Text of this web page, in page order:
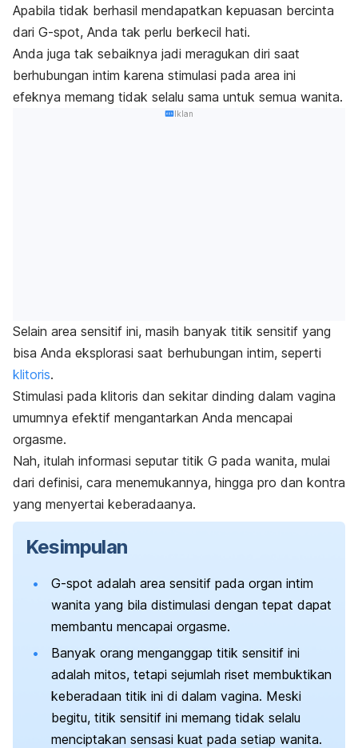
Apabila tidak berhasil mendapatkan kepuasan bercinta
dari G-spot, Anda tak perlu berkecil hati.
Anda juga tak sebaiknya jadi meragukan diri saat
berhubungan intim karena stimulasi pada area ini
efeknya memang tidak selalu sama untuk semua wanita.
Iklan
Selain area sensitif ini, masih banyak titik sensitif yang
bisa Anda eksplorasi saat berhubungan intim, seperti
klitoris.
Stimulasi pada klitoris dan sekitar dinding dalam vagina
umumnya efektif mengantarkan Anda mencapai
orgasme.
Nah, itulah informasi seputar titik G pada wanita, mulai
dari definisi, cara menemukannya, hingga pro dan kontra
yang menyertai keberadaanya.
Kesimpulan
G-spot adalah area sensitif pada organ intim
wanita yang bila distimulasi dengan tepat dapat
membantu mencapai orgasme.
Banyak orang menganggap titik sensitif ini
adalah mitos, tetapi sejumlah riset membuktikan
keberadaan titik ini di dalam vagina. Meski
begitu, titik sensitif ini memang tidak selalu
menciptakan sensasi kuat pada setiap wanita.